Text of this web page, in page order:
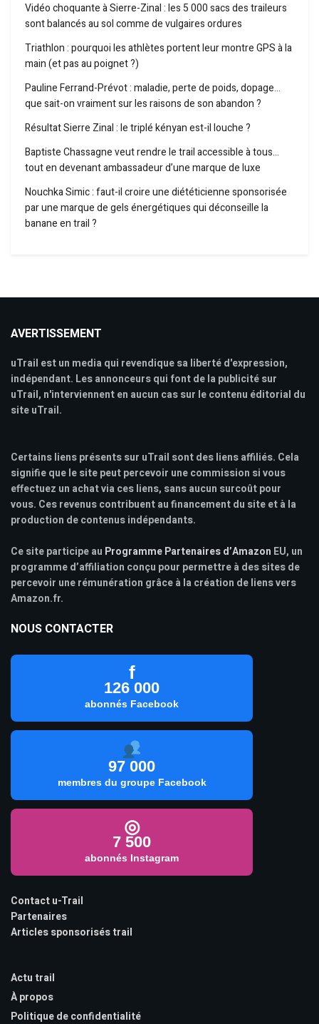
Vidéo choquante à Sierre-Zinal : les 5 000 sacs des traileurs
sont balancés au sol comme de vulgaires ordures
Triathlon : pourquoi les athlètes portent leur montre GPS à la
main (et pas au poignet ?)
Pauline Ferrand-Prévot : maladie, perte de poids, dopage…
que sait-on vraiment sur les raisons de son abandon ?
Résultat Sierre Zinal : le triplé kényan est-il louche ?
Baptiste Chassagne veut rendre le trail accessible à tous…
tout en devenant ambassadeur d’une marque de luxe
Nouchka Simic : faut-il croire une diététicienne sponsorisée
par une marque de gels énergétiques qui déconseille la
banane en trail ?
AVERTISSEMENT
uTrail est un media qui revendique sa liberté d'expression,
indépendant. Les annonceurs qui font de la publicité sur
uTrail, n'interviennent en aucun cas sur le contenu éditorial du
site uTrail.
Certains liens présents sur uTrail sont des liens affiliés. Cela
signifie que le site peut percevoir une commission si vous
effectuez un achat via ces liens, sans aucun surcoût pour
vous. Ces revenus contribuent au financement du site et à la
production de contenus indépendants.
Ce site participe au Programme Partenaires d’Amazon EU, un
programme d’affiliation conçu pour permettre à des sites de
percevoir une rémunération grâce à la création de liens vers
Amazon.fr.
NOUS CONTACTER
f
126 000
abonnés Facebook
97 000
membres du groupe Facebook
◎
7 500
abonnés Instagram
Contact u-Trail
Partenaires
Articles sponsorisés trail
Actu trail
À propos
Politique de confidentialité